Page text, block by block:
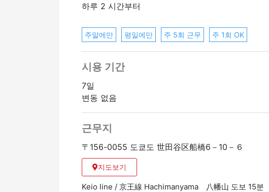
하루 2 시간부터
주말에만 평일에만 주 5회 근무 주 1회 OK
시용 기간
7일
변동 없음
근무지
〒156-0055 도쿄도 世田谷区船橋6－10－６
지도보기
Keio line / 京王線 Hachimanyama 八幡山 도보 15분